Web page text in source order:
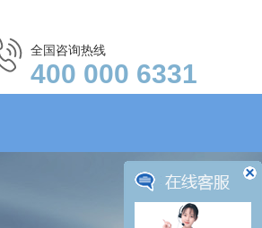
全国咨询热线
400 000 6331